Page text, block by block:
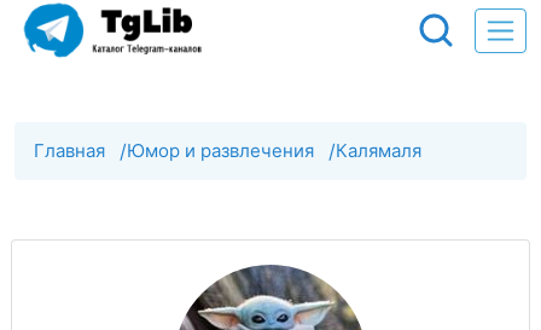
Главная /Юмор и развлечения /Калямаля